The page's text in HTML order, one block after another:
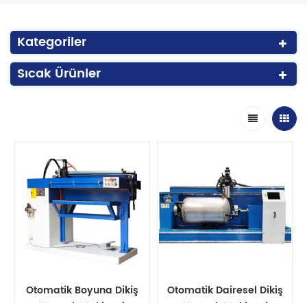
Kategoriler
Sıcak Ürünler
Otomatik Boyuna Dikiş
Otomatik Dairesel Dikiş